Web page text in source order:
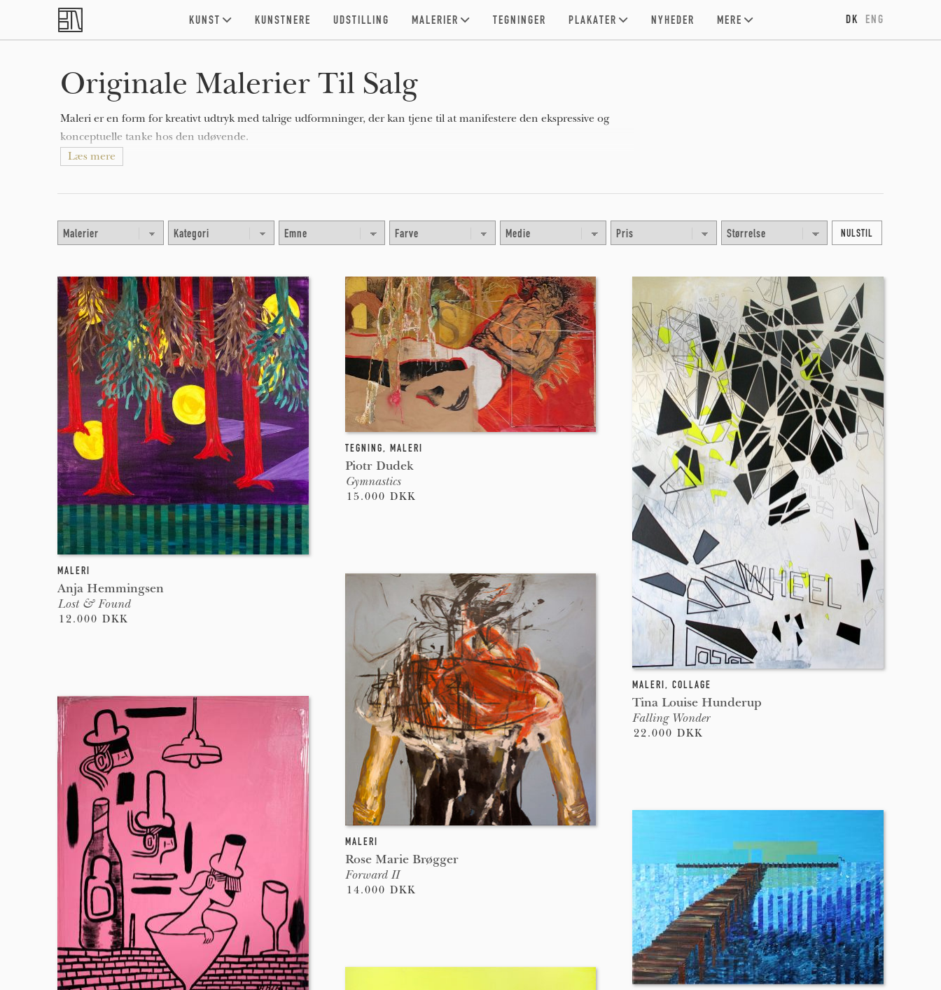
Skip to main content
KUNST KUNSTNERE UDSTILLING MALERIER TEGNINGER PLAKATER NYHEDER MERE DK ENG
Originale Malerier Til Salg
Maleri er en form for kreativt udtryk med talrige udformninger, der kan tjene til at manifestere den ekspressive og
konceptuelle tanke hos den udøvende.
fortællende (som i symbolisme), følelsesladede (som i ekspressionisme), eller politiske (som i artivisme).
Læs mere
NULSTIL
MALERI
Anja Hemmingsen
Lost & Found
12.000 DKK
TEGNING, MALERI
Piotr Dudek
Gymnastics
15.000 DKK
MALERI
Rose Marie Brøgger
Forward II
14.000 DKK
MALERI,COLLAGE
Tina Louise Hunderup
Falling Wonder
22.000 DKK